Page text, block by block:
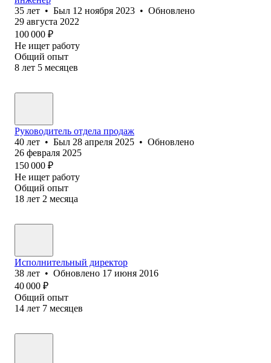
35 лет • Был 12 ноября 2023 • Обновлено
29 августа 2022
100 000 ₽
Не ищет работу
Общий опыт
8 лет 5 месяцев
Руководитель отдела продаж
40 лет • Был 28 апреля 2025 • Обновлено
26 февраля 2025
150 000 ₽
Не ищет работу
Общий опыт
18 лет 2 месяца
Исполнительный директор
38 лет • Обновлено 17 июня 2016
40 000 ₽
Общий опыт
14 лет 7 месяцев